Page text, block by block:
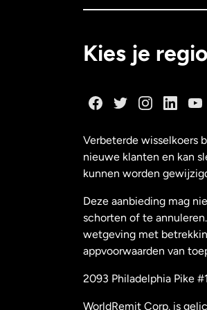
Kies je regio
Verbeterde wisselkoers
nieuwe klanten en kan
kunnen worden
Deze aanbieding mag
schorten of te
wetgeving met
appvoorwaarden van
2093 Philadelphia Pike
WorldRemit Corp. is